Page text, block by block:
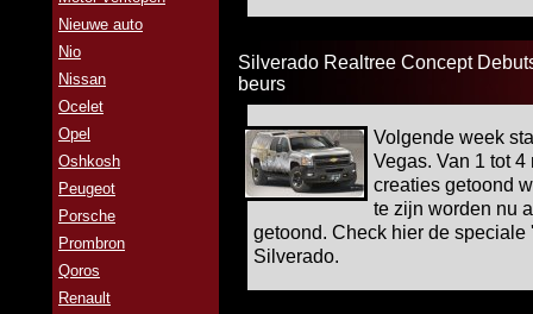
Nieuwe auto
Nio
Nissan
Ocelet
Opel
Oshkosh
Peugeot
Porsche
Prombron
Qoros
Renault
Silverado Realtree Concept
beurs
Volgende week
Vegas. Van 1 tot
creaties getoond
te zijn worden nu
getoond. Check hier de
Silverado.